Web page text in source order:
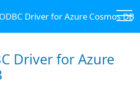
ODBC Driver for Azure Cosmos DB
Driver for Azure